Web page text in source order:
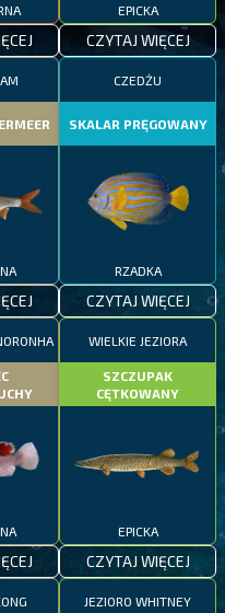
EPICKA
CZYTAJ WIĘCEJ
CZEDŻU
SKALAR PRĘGOWANY
RZADKA
CZYTAJ WIĘCEJ
WIELKIE JEZIORA
SZCZUPAK
CĘTKOWANY
EPICKA
CZYTAJ WIĘCEJ
JEZIORO WHITNEY